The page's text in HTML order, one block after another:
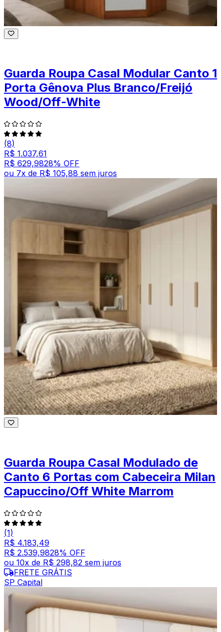
Guarda Roupa Casal Modular Canto 1
Porta Gênova Plus Branco/Freijó
Wood/Off-White
(8)
R$ 1.037,61
R$ 629,9828% OFF
ou 7x de R$ 105,88 sem juros
Guarda Roupa Casal Modulado de
Canto 6 Portas com Cabeceira Milan
Capuccino/Off White Marrom
(1)
R$ 4.183,49
R$ 2.539,9828% OFF
ou 10x de R$ 298,82 sem juros
FRETE GRÁTIS
SP Capital